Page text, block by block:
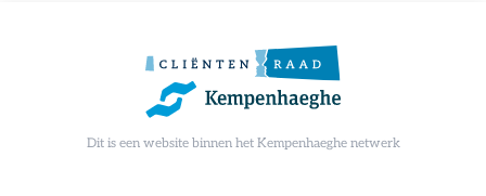
Dit is een website binnen het Kempenhaeghe netwerk